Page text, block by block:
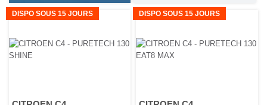
DISPO SOUS 15 JOURS DISPO SOUS 15 JOURS